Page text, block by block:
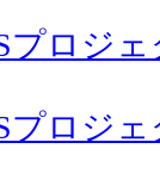
プロジェ
プロジ